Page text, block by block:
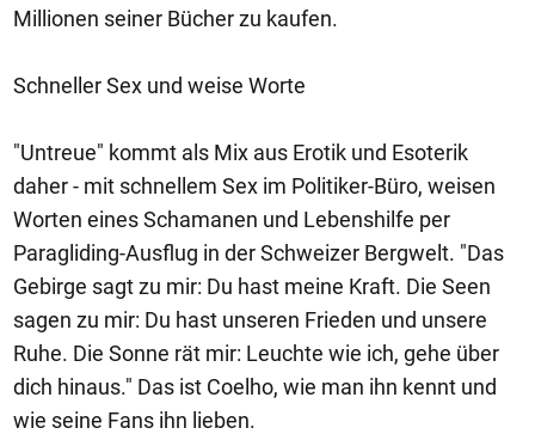
Millionen seiner Bücher zu kaufen.
Schneller Sex und weise Worte
"Untreue" kommt als Mix aus Erotik und Esoterik
daher - mit schnellem Sex im Politiker-Büro, weisen
Worten eines Schamanen und Lebenshilfe per
Paragliding-Ausflug in der Schweizer Bergwelt. "Das
Gebirge sagt zu mir: Du hast meine Kraft. Die Seen
sagen zu mir: Du hast unseren Frieden und unsere
Ruhe. Die Sonne rät mir: Leuchte wie ich, gehe über
dich hinaus." Das ist Coelho, wie man ihn kennt und
wie seine Fans ihn lieben.